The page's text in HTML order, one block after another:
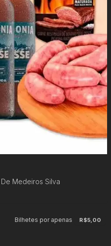
Medeiros Silva
Bilhetes por apenas R$5,00